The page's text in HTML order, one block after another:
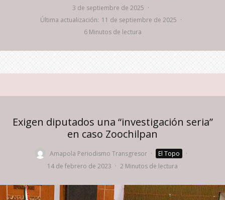
3 de septiembre de 2025 ·
Última actualización: 11 de septiembre de 2025 ·
6 Minutos de lectura
Exigen diputados una “investigación seria”
en caso Zoochilpan
Amapola Periodismo Transgresor · El Topo
·
14 de febrero de 2023 · 2 Minutos de lectura